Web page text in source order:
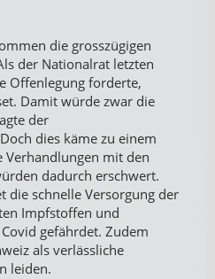
die grosszügigen
der Nationalrat letzten
Offenlegung forderte,
Damit würde zwar die
der
dies käme zu einem
Verhandlungen mit den
dadurch erschwert.
die schnelle Versorgung der
Impfstoffen und
gefährdet. Zudem
als verlässliche
leiden.